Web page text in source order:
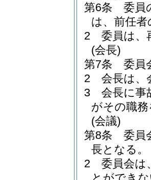
第6条
委員
は、前任
2
委員は、
(会長)
第7条
委員
2
会長は、
3
会長に事
がその職
(会議)
第8条
委員
長となる。
2
委員会は